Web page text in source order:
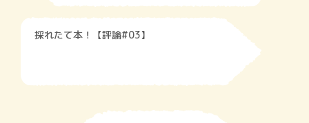
採れたて本！【評論#03】